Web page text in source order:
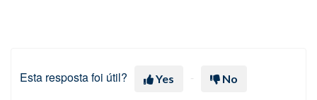
Esta resposta foi útil? Yes No